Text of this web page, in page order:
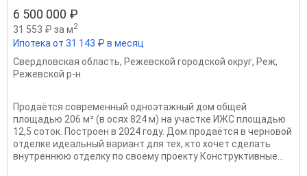
6 500 000 ₽
31 553 ₽ за м2
Ипотека от 31 143 ₽ в месяц
Свердловская область, Режевской городской округ, Реж,
Режевской р-н
Продаётся современный одноэтажный дом общей
площадью 206 м² (в осях 824 м) на участке ИЖС площадью
12,5 соток. Построен в 2024 году. Дом продаётся в черновой
отделке идеальный вариант для тех, кто хочет сделать
внутреннюю отделку по своему проекту Конструктивные...